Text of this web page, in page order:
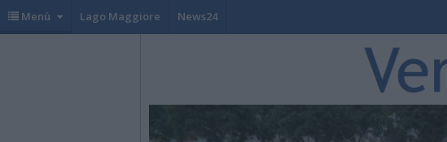
Menù Lago Maggiore News24